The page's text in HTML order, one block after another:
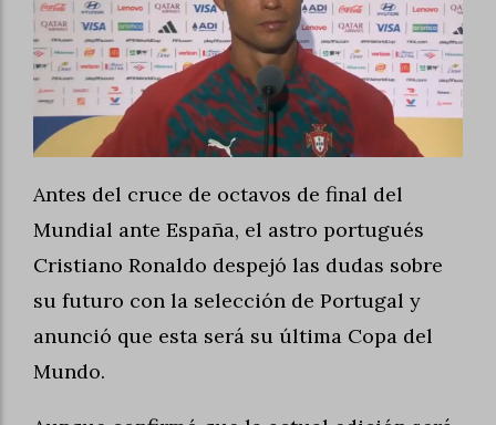
Antes del cruce de octavos de final del
Mundial ante España, el astro portugués
Cristiano Ronaldo despejó las dudas sobre
su futuro con la selección de Portugal y
anunció que esta será su última Copa del
Mundo.